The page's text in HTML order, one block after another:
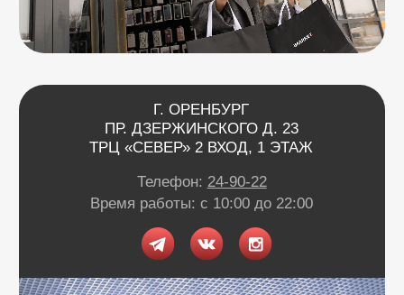
Телефон:24-90-22
Время работы: с 10:00 до 22:00